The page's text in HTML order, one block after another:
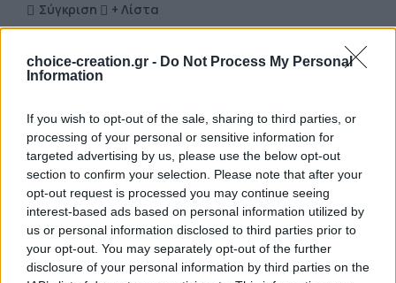
choice-creation.gr - Do Not Process My Personal
Information
If you wish to opt-out of the sale, sharing to third parties, or
processing of your personal or sensitive information for
targeted advertising by us, please use the below opt-out
section to confirm your selection. Please note that after your
opt-out request is processed you may continue seeing
interest-based ads based on personal information utilized by
us or personal information disclosed to third parties prior to
your opt-out. You may separately opt-out of the further
disclosure of your personal information by third parties on the
Σύγκριση + Λίστα
Κωδικός προϊόντος:
Share:
ΠΕΡΙΓΡΑΦΉ
Περιγραφή
Μια γνωριμία με τον πολυμερή πηλό για όσους δεν το
γνωρίζουν,σε αντίθεση με τον κεραμικό, ο πολυμερής